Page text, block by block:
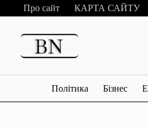
Перейти
до
Про сайт КАРТА САЙТУ
Політика Бізнес